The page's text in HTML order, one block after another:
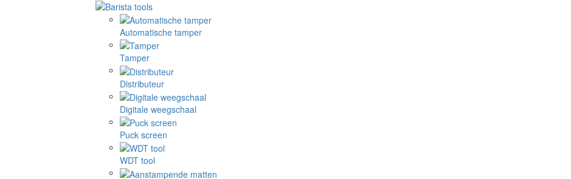
Automatische tamper
Tamper
Distributeur
Digitale weegschaal
Puck screen
WDT tool